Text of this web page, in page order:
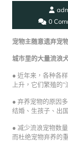
0
宠物主随意遗弃宠
城市里的大量流浪
● 近年来，各种各
上升，它们繁殖的
● 弃养宠物的原因
结婚、生孩子、出
● 减少流浪宠物数
而杜绝宠物弃养的